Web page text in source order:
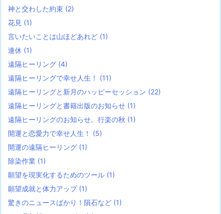
神と交わした約束 (2)
花見 (1)
言いたいことは山ほどあれど (1)
連休 (1)
遠隔ヒーリング (4)
遠隔ヒーリングで幸せ人生！ (11)
遠隔ヒーリングと新月のハッピーセッション (22)
遠隔ヒーリングと書籍出版のお知らせ (1)
遠隔ヒーリングのお知らせ。行楽の秋 (1)
開運と恋愛力で幸せ人生！ (5)
開運の遠隔ヒーリング (1)
除染作業 (1)
願望を現実化するためのツール (1)
願望成就と体力アップ (1)
驚きのニュースばかり！隕石など (1)